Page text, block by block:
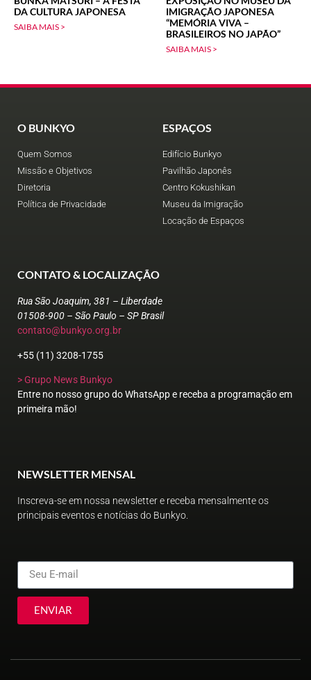
DA CULTURA JAPONESA
SAIBA MAIS >
IMIGRAÇÃO JAPONESA
“MEMÓRIA VIVA –
BRASILEIROS NO JAPÃO”
SAIBA MAIS >
O BUNKYO
Quem Somos
Missão e Objetivos
Diretoria
Política de Privacidade
ESPAÇOS
Edifício Bunkyo
Pavilhão Japonês
Centro Kokushikan
Museu da Imigração
Locação de Espaços
CONTATO & LOCALIZAÇÃO
Rua São Joaquim, 381 – Liberdade
01508-900 – São Paulo – SP Brasil
contato@bunkyo.org.br
+55 (11) 3208-1755
> Grupo News Bunkyo
Entre no nosso grupo do WhatsApp e receba a programação em
primeira mão!
NEWSLETTER MENSAL
Inscreva-se em nossa newsletter e receba mensalmente os
principais eventos e notícias do Bunkyo.
ENVIAR